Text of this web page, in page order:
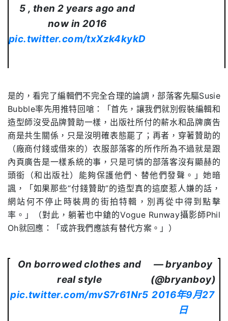
5 , then 2 years ago and
now in 2016
pic.twitter.com/txXzk4kykD
是的，看完了編輯們不完全合理的論調，部落客先驅Susie
Bubble率先用推特回嗆：「首先，讓我們就別假裝編輯和
造型師沒受品牌贊助一樣，出版社所付的薪水和品牌廣告
商是共生關係，只是沒明確表態罷了；再者，穿著贊助的
（廠商付錢或借來的）衣服部落客的所作所為不過就是跟
內頁廣告是一樣系統的事，只是可憐的部落客沒有顯赫的
頭銜（和出版社）能夠保護他們、替他們發聲。」她暗
諷，「如果那些“付錢贊助”的造型真的這麼惹人嫌的話，
網站何不停止時裝周的街拍特輯，別再從中得到點擊
率。」（對此，躺著也中鎗的Vogue Runway攝影師Phil
Oh就回應：「或許我們應該有替代方案。」）
On borrowed clothes and
real style
pic.twitter.com/mvS7r61Nr5
— bryanboy
(@bryanboy)
2016年9月27
日